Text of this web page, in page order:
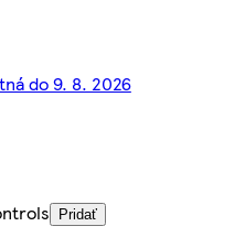
do 9. 8. 2026
Pridať